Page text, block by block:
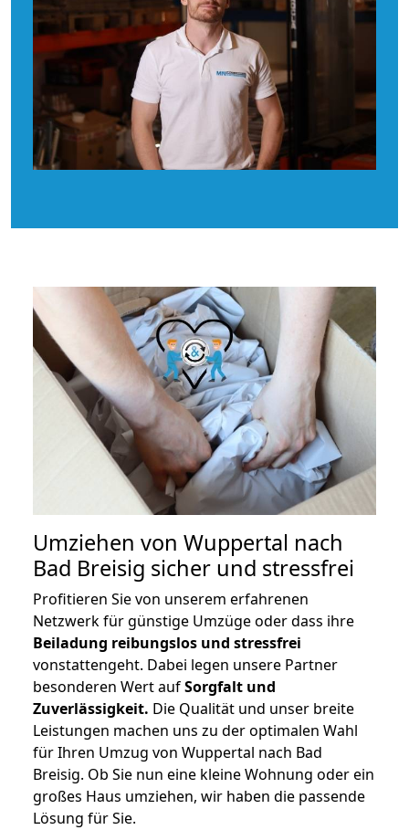
Umziehen von Wuppertal nach
Bad Breisig sicher und stressfrei
Profitieren Sie von unserem erfahrenen
Netzwerk für günstige Umzüge oder dass ihre
Beiladung reibungslos und stressfrei
vonstattengeht. Dabei legen unsere Partner
besonderen Wert aufSorgfalt und
Zuverlässigkeit. Die Qualität und unser breite
Leistungen machen uns zu der optimalen Wahl
für Ihren Umzug von Wuppertal nach Bad
Breisig. Ob Sie nun eine kleine Wohnung oder ein
großes Haus umziehen, wir haben die passende
Lösung für Sie.